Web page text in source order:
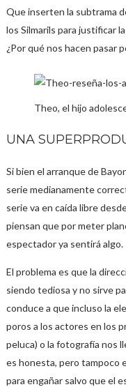
Que inserten la subtrama
los Silmarils para justificar
¿Por qué nos hacen pasar
Theo, el hijo
UNA
Si bien el arranque de
serie medianamente
serie va en caída libre
piensan que por meter
espectador ya sentirá algo.
El problema es que la
siendo tediosa y no sirve
conduce a que incluso la
poros a los actores en los
peluca) o la fotografía nos
es honesta, pero tampoco
para engañar salvo que el